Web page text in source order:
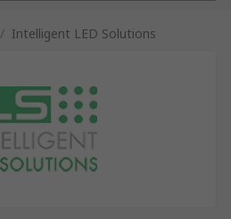
/ Intelligent LED Solutions